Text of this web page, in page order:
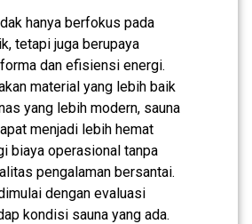
hanya berfokus pada
tetapi juga berupaya
dan efisiensi energi.
material yang lebih baik
yang lebih modern, sauna
menjadi lebih hemat
biaya operasional tanpa
pengalaman bersantai.
dengan evaluasi
kondisi sauna yang ada.